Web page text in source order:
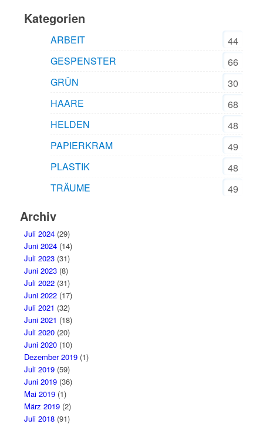
Kategorien
ARBEIT
44
GESPENSTER
66
GRÜN
30
HAARE
68
HELDEN
48
PAPIERKRAM
49
PLASTIK
48
TRÄUME
49
Archiv
Juli 2024(29)
Juni 2024(14)
Juli 2023(31)
Juni 2023(8)
Juli 2022(31)
Juni 2022(17)
Juli 2021 (32)
Juni 2021 (18)
Juli 2020(20)
Juni 2020(10)
Dezember 2019(1)
Juli 2019(59)
Juni 2019(36)
Mai 2019(1)
März 2019(2)
Juli 2018(91)